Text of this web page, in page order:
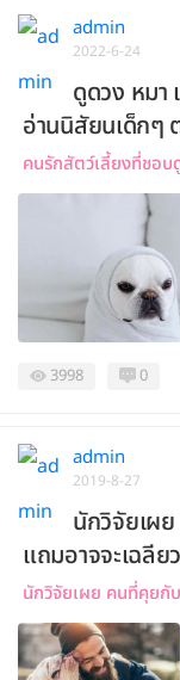
admin
2022-6-24
ดูดวง หมา
อ่านนิสัยนเด็กๆ
คนรักสัตว์เลี้ยงที่ชอบ
3998 0
admin
2019-8-27
นักวิจัยเผ
แถมอาจจะเฉลี
นักวิจัยเผย คนที่คุยกับ